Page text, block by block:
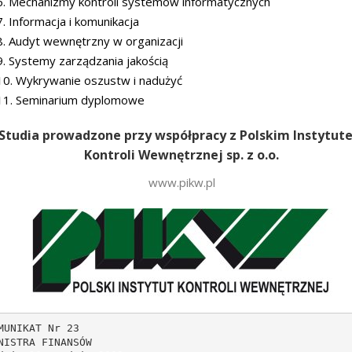
Informacja i komunikacja
Audyt wewnętrzny w organizacji
Systemy zarządzania jakością
Wykrywanie oszustw i nadużyć
Seminarium dyplomowe
Studia prowadzone przy współpracy z Polskim
Kontroli Wewnętrznej sp. z o.o.
www.pikw.pl
Nr 23
d) informacja i komunikacja,
e) monitorowanie i ocena.

2. Poziomy funkcjonowania kontroli zarządczej w sektorze finansów publicznych
2.1. W myśl przepisów art. 69 ust. 1 ustawy z 27 sierpnia 2009 r. o finansach publicznych (Dz. U. Nr 157, poz. 1240), zwanej dalej „ustawą”, kontrola zarządcza w sektorze finansów publicznych powinna funkcjonować na dwóch poziomach.
2.2. Podstawowym poziomem funkcjonowania kontroli zarządczej w całym sektorze finansów publicznych jest jednostka sektora finansów publicznych (I poziom kontroli zarządczej). Za funkcjonowanie kontroli zarządczej w jednostce odpowiedzialny jest jej kierownik.
2.3. Ponadto w ramach administracji rządowej i samorządowej powinna funkcjonować kontrola zarządcza odpowiednio na poziomie działu administracji rządowej, a także jednostki samorządu terytorialnego (II poziom kontroli zarządczej). Za funkcjonowanie kontroli zarządczej na tym poziomie odpowiada odpowiednio minister kierujący danym działem administracji rządowej oraz wójt (burmistrz, prezydent miasta), starosta albo marszałek województwa w przypadku samorządu terytorialnego.
2.4. Minister jest odpowiedzialny za zapewnienie adekwatnego, skutecznego i efektywnego systemu kontroli zarządczej w ministerstwie (jako kierownik jednostki) oraz w dziale administracji rządowej (jako minister kierujący działem). Wójt (burmistrz, prezydent miasta), starosta oraz marszałek województwa jest odpowiedzialny za zapewnienie adekwatnego, skutecznego i efektywnego systemu kontroli zarządczej w urzędzie gminy (urzędzie miasta), starostwie powiatowym lub urzędzie marszałkowskim, a także w jednostce samorządu terytorialnego.
2.5. Poza przepisami określonymi w art. 70 ust. 4 ustawy, w ustawie nie przewidziano szczególnych kompetencji dla ministrów i odpowiednio wójtów (burmistrzów, prezydentów miast), starostów i marszałków województw w stosunku do jednostek podległych i nadzorowanych z tytułu odpowiedzialności za funkcjonowanie kontroli zarządczej w dziale administracji rządowej lub w jednostce samorządu terytorialnego. Zadania te powinny być realizowane w ramach i na podstawie kompetencji przyznanych ministrom i odpowiednio wójtom (burmistrzom, prezydentom miast), starostom i marszałkom województw w przepisach odrębnych.
2.6. Biorąc pod uwagę określoną w art. 68 ust. 1 ustawy definicję kontroli zarządczej, za najistotniejszy element kontroli zarządczej w dziale administracji rządowej i jednostce samorządu terytorialnego należy uznać system wyznaczania celów i zadań dla jednostek w danym dziale administracji rządowej lub samorządowych jednostek organizacyjnych, a także system monitorowania realizacji wyznaczonych celów i zadań.

3. Międzynarodowe standardy wykorzystane przy opracowaniu standardów kontroli zarządczej
Przy opracowywaniu standardów uwzględniono następujące międzynarodowe standardy:
a) „Kontrola wewnętrzna - zintegrowana koncepcja ramowa” oraz „Zarządzanie ryzykiem w przedsiębiorstwie” - raporty opracowane przez Komitet Organizacji Sponsorujących Komisję Treadway (Committee of Sponsoring Organizations of the Treadway Commission - COSO),
b) „Wytyczne w sprawie standardów kontroli wewnętrznej w sektorze publicznym” - przyjęte w 2004 r. przez Międzynarodową Organizację Najwyższych Organów Kontroli/Audytu (International Organization of Supreme Audit Institutions - INTOSAI),
c) „Zmienione Standardy Kontroli wewnętrznej służące skutecznemu zarządzaniu” Komisji Europejskiej przyjęte w 2007 r. [The Revised Internal Control Standard for Effective Management SEC (2007) 1341 appendix 1].

II. Standardy kontroli zarządczej

A. Środowisko wewnętrzne
Właściwe środowisko wewnętrzne w sposób zasadniczy wpływa na jakość kontroli zarządczej.
1. Przestrzeganie wartości etycznych
Osoby zarządzające i pracownicy powinni być świadomi wartości etycznych przyjętych w jednostce i przestrzegać ich przy wykonywaniu powierzonych zadań.
Osoby zarządzające powinny wspierać i promować przestrzeganie wartości etycznych dając dobry przykład codziennym postępowaniem i podejmowanymi decyzjami.
2. Kompetencje zawodowe
Należy zadbać, aby osoby zarządzające i pracownicy posiadali wiedzę, umiejętności i doświadczenie pozwalające skutecznie i efektywnie wypełniać powierzone zadania. Proces zatrudnienia powinien być prowadzony w sposób zapewniający wybór najlepszego kandydata na dane stanowisko pracy. Należy zapewnić rozwój kompetencji zawodowych pracowników jednostki i osób zarządzających.
3. Struktura organizacyjna
Struktura organizacyjna jednostki powinna być dostosowana do aktualnych celów i zadań. Zakres zadań, uprawnień i odpowiedzialności jednostek, poszczególnych komórek organizacyjnych jednostki oraz zakres podległości pracowników powinien być określony w formie pisemnej w sposób przejrzysty i spójny. Aktualny zakres obowiązków, uprawnień i odpowiedzialności powinien być określony dla każdego pracownika.
4. Delegowanie uprawnień
Należy precyzyjnie określić zakres uprawnień delegowanych poszczególnym osobom zarządzającym lub pracownikom. Zakres delegowanych uprawnień powinien być odpowiedni do wagi podejmowanych decyzji, stopnia ich skomplikowania i ryzyka z nimi związanego. Zaleca się delegowanie uprawnień do podejmowania decyzji, zwłaszcza tych o bieżącym charakterze. Przyjęcie delegowanych uprawnień powinno być potwierdzone podpisem.

B. Cele i zarządzanie ryzykiem
Jasne określenie misji może sprzyjać ustaleniu hierarchii celów i zadań oraz efektywnemu zarządzaniu ryzykiem. Zarządzanie ryzykiem ma na celu zwiększenie prawdopodobieństwa osiągnięcia celów i realizacji zadań. Proces zarządzania ryzykiem powinien być dokumentowany.
5. Misja
Należy rozważyć możliwość wskazania celu istnienia jednostki w postaci krótkiego i syntetycznego opisu misji. Misja ministerstwa powinna odnosić się do działów administracji rządowej kierowanych przez ministra, a misja urzędu jednostki samorządu terytorialnego odpowiednio do tej jednostki.
6. Określanie celów i zadań, monitorowanie i ocena ich realizacji
Cele i zadania należy określać jasno i w co najmniej rocznej perspektywie. Ich wykonanie należy monitorować za pomocą wyznaczonych mierników.
W jednostce nadrzędnej lub nadzorującej należy zapewnić odpowiedni system monitorowania realizacji celów i zadań przez jednostki podległe lub nadzorowane.
Zaleca się przeprowadzanie oceny realizacji celów i zadań uwzględniając kryterium oszczędności, efektywności i skuteczności.
Należy zadbać, aby określając cele i zadania wskazać także jednostki, komórki organizacyjne lub osoby odpowiedzialne bezpośrednio za ich wykonanie oraz zasoby przeznaczone do ich realizacji.
7. Identyfikacja ryzyka
Nie rzadziej niż raz w roku należy dokonać identyfikacji ryzyka w odniesieniu do celów i zadań. W przypadku działu administracji rządowej lub jednostki samorządu terytorialnego należy uwzględnić, że cele i zadania są realizowane także przez jednostki podległe lub nadzorowane. W przypadku istotnej zmiany warunków, w których funkcjonuje jednostka należy dokonać ponownej identyfikacji ryzyka.
8. Analiza ryzyka
Zidentyfikowane ryzyka należy poddać analizie mającej na celu określenie prawdopodobieństwa wystąpienia danego ryzyka i możliwych jego skutków. Należy określić akceptowany poziom ryzyka.
9. Reakcja na ryzyko
W stosunku do każdego istotnego ryzyka powinno się określić rodzaj reakcji (tolerowanie, przeniesienie, wycofanie się, działanie). Należy określić działania, które należy podjąć w celu zmniejszenia danego ryzyka do akceptowanego poziomu.

C. Mechanizmy kontroli
Standardy w tym zakresie stanowią zestawienie podstawowych mechanizmów, które mogą funkcjonować w ramach systemu kontroli zarządczej. Nie tworzą one jednak zamkniętego katalogu, ponieważ system kontroli zarządczej powinien być elastyczny i dostosowany do specyficznych potrzeb jednostki, działu administracji rządowej lub jednostki samorządu terytorialnego. Mechanizmy kontroli powinny stanowić odpowiedź na konkretne ryzyko. Koszty wdrożenia i stosowania mechanizmów kontroli nie powinny być wyższe niż uzyskane dzięki nim korzyści.
10. Dokumentowanie systemu kontroli zarządczej
Procedury wewnętrzne, instrukcje, wytyczne, dokumenty określające zakres obowiązków, uprawnień i odpowiedzialności pracowników i inne dokumenty wewnętrzne stanowią dokumentację systemu kontroli zarządczej. Dokumentacja powinna być spójna i dostępna dla wszystkich osób, dla których jest niezbędna.
11. Nadzór
Należy prowadzić nadzór nad wykonaniem zadań w